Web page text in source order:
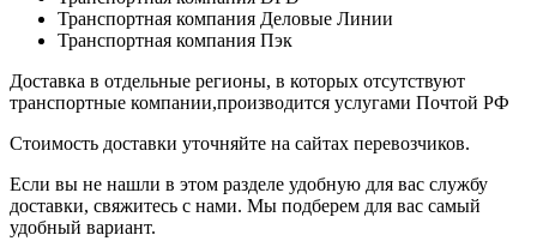
Транспортная компания Деловые Линии
Транспортная компания Пэк
Доставка в отдельные регионы, в которых отсутствуют
транспортные компании,производится услугами Почтой РФ
Стоимость доставки уточняйте на сайтах перевозчиков.
Если вы не нашли в этом разделе удобную для вас службу
доставки, свяжитесь с нами. Мы подберем для вас самый
удобный вариант.